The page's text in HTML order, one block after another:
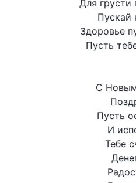
Для грусти
Пускай
Здоровье
Пусть
С
Пусть
И
Тебе